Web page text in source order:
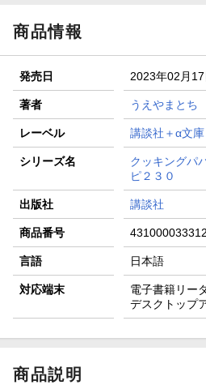
商品情報
発売日 2023年02月17
著者 うえやまとち
レーベル 講談社＋α文庫
シリーズ名
クッキングパ
ピ２３０
出版社 講談社
商品番号
言語 日本語
対応端末
電子書籍リー
デスクトップ
商品説明